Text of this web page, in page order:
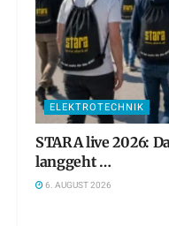
ELEKTROTECHNIK
STARA live 2026:
langgeht …
6. AUGUST 2026